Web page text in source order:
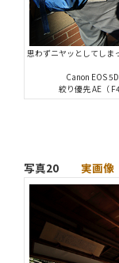
思わずニヤッとしてしま
Canon EOS
絞り優先 AE
写真20 実画像